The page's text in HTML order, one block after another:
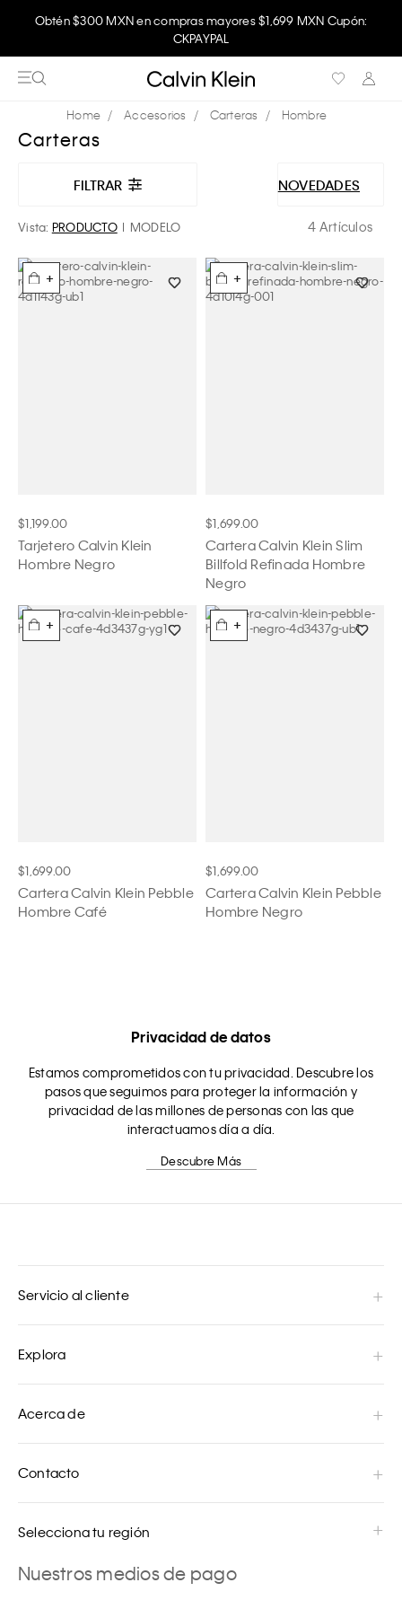
Obtén $300 MXN en compras mayores $1,699 MXN Cupón:
CKPAYPAL
Accesorios Carteras Hombre
Carteras
FILTRAR NOVEDADES
Vista: PRODUCTO MODELO 4 Artículos
+
$1,199.00
Tarjetero Calvin Klein
Hombre Negro
+
$1,699.00
Cartera Calvin Klein Slim
Billfold Refinada Hombre
Negro
+
$1,699.00
Cartera Calvin Klein Pebble
Hombre Café
+
$1,699.00
Cartera Calvin Klein Pebble
Hombre Negro
Privacidad de datos
Estamos comprometidos con tu privacidad. Descubre los
pasos que seguimos para proteger la información y
privacidad de las millones de personas con las que
interactuamos día a día.
Descubre Más
Servicio al cliente
Explora
Acerca de
Contacto
Selecciona tu región
Nuestros medios de pago